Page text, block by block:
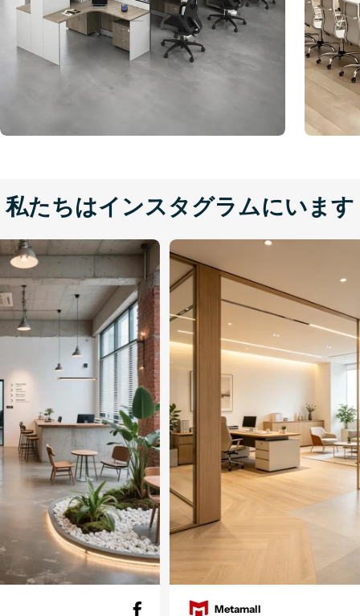
私たちはインスタグラムにいます
Metamall